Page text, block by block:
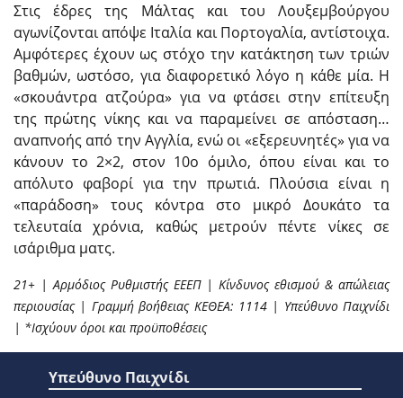
Στις έδρες της Μάλτας και του Λουξεμβούργου
αγωνίζονται απόψε Ιταλία και Πορτογαλία, αντίστοιχα.
Αμφότερες έχουν ως στόχο την κατάκτηση των τριών
βαθμών, ωστόσο, για διαφορετικό λόγο η κάθε μία. Η
«σκουάντρα ατζούρα» για να φτάσει στην επίτευξη
της πρώτης νίκης και να παραμείνει σε απόσταση…
αναπνοής από την Αγγλία, ενώ οι «εξερευνητές» για να
κάνουν το 2×2, στον 10ο όμιλο, όπου είναι και το
απόλυτο φαβορί για την πρωτιά. Πλούσια είναι η
«παράδοση» τους κόντρα στο μικρό Δουκάτο τα
τελευταία χρόνια, καθώς μετρούν πέντε νίκες σε
ισάριθμα ματς.
21+ | Αρμόδιος Ρυθμιστής ΕΕΕΠ | Κίνδυνος εθισμού & απώλειας
περιουσίας | Γραμμή βοήθειας ΚΕΘΕΑ: 1114 | Υπεύθυνο Παιχνίδι
| *Ισχύουν όροι και προϋποθέσεις
Υπεύθυνο Παιχνίδι